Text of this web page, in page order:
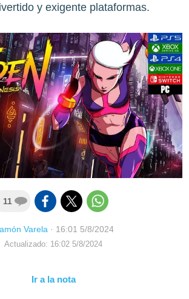
y exigente plataformas.
11
Varela · 16:01 5/8/2024
Actualizado: 16:02 5/8/2024
Ir a la nota